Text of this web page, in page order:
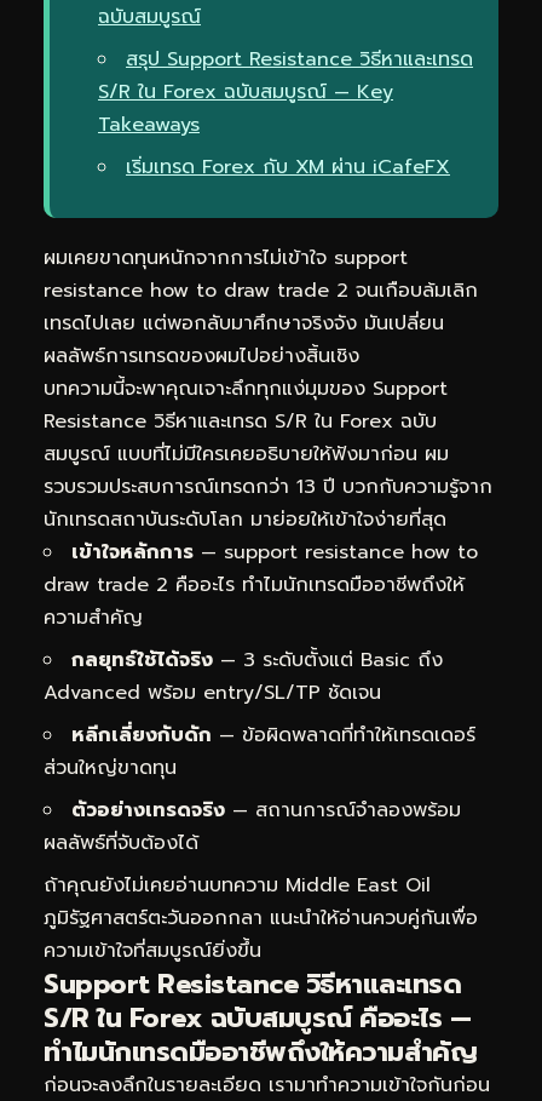
ฉบับสมบูรณ์
สรุป Support Resistance วิธีหาและเทรด
S/R ใน Forex ฉบับสมบูรณ์ — Key
Takeaways
เริ่มเทรด Forex กับ XM ผ่าน iCafeFX
ผมเคยขาดทุนหนักจากการไม่เข้าใจ support
resistance how to draw trade 2 จนเกือบล้มเลิก
เทรดไปเลย แต่พอกลับมาศึกษาจริงจัง มันเปลี่ยน
ผลลัพธ์การเทรดของผมไปอย่างสิ้นเชิง
บทความนี้จะพาคุณเจาะลึกทุกแง่มุมของ Support
Resistance วิธีหาและเทรด S/R ใน Forex ฉบับ
สมบูรณ์ แบบที่ไม่มีใครเคยอธิบายให้ฟังมาก่อน ผม
รวบรวมประสบการณ์เทรดกว่า 13 ปี บวกกับความรู้จาก
นักเทรดสถาบันระดับโลก มาย่อยให้เข้าใจง่ายที่สุด
เข้าใจหลักการ — support resistance how to
draw trade 2 คืออะไร ทำไมนักเทรดมืออาชีพถึงให้
ความสำคัญ
กลยุทธ์ใช้ได้จริง — 3 ระดับตั้งแต่ Basic ถึง
Advanced พร้อม entry/SL/TP ชัดเจน
หลีกเลี่ยงกับดัก — ข้อผิดพลาดที่ทำให้เทรดเดอร์
ส่วนใหญ่ขาดทุน
ตัวอย่างเทรดจริง — สถานการณ์จำลองพร้อม
ผลลัพธ์ที่จับต้องได้
ถ้าคุณยังไม่เคยอ่านบทความ Middle East Oil
ภูมิรัฐศาสตร์ตะวันออกกลา แนะนำให้อ่านควบคู่กันเพื่อ
ความเข้าใจที่สมบูรณ์ยิ่งขึ้น
Support Resistance วิธีหาและเทรด
S/R ใน Forex ฉบับสมบูรณ์ คืออะไร —
ทำไมนักเทรดมืออาชีพถึงให้ความสำคัญ
ก่อนจะลงลึกในรายละเอียด เรามาทำความเข้าใจกันก่อน